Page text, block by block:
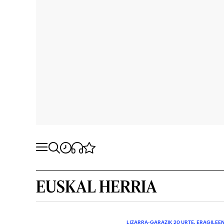
EUSKAL HERRIA
LIZARRA-GARAZIK 20 URTE.